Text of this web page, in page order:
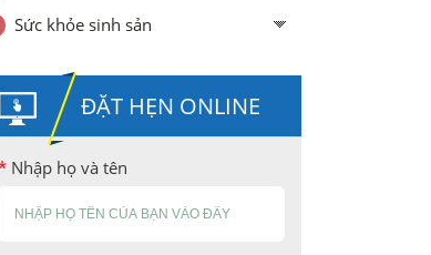
Sức khỏe sinh sản
ĐẶT HẸN ONLINE
Nhập họ và tên